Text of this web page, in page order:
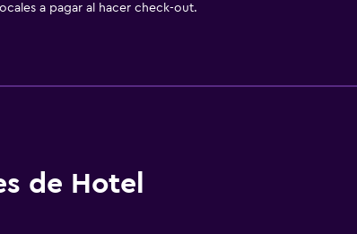
a pagar al hacer check-out.
de Hotel